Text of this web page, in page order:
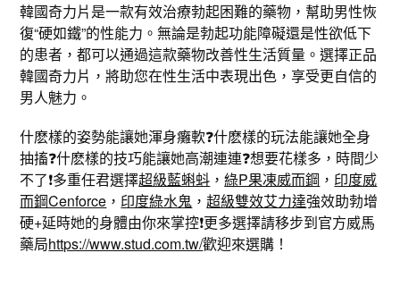
韓國奇力片是一款有效治療勃起困難的藥物，幫助男性恢
復“硬如鐵”的性能力。無論是勃起功能障礙還是性欲低下
的患者，都可以通過這款藥物改善性生活質量。選擇正品
韓國奇力片，將助您在性生活中表現出色，享受更自信的
男人魅力。
什麽樣的姿勢能讓她渾身癱軟❓什麽樣的玩法能讓她全身
抽搐❓什麽樣的技巧能讓她高潮連連❓想要花樣多，時間少
不了❗️多重任君選擇超級藍蝌蚪 ，綠P果凍威而鋼 ， 印度威
而鋼Cenforce ， 印度綠水鬼 ，超級雙效艾力達強效助勃增
硬+延時她的身體由你來掌控❗️更多選擇請移步到官方威馬
藥局https://www.stud.com.tw/歡迎來選購！